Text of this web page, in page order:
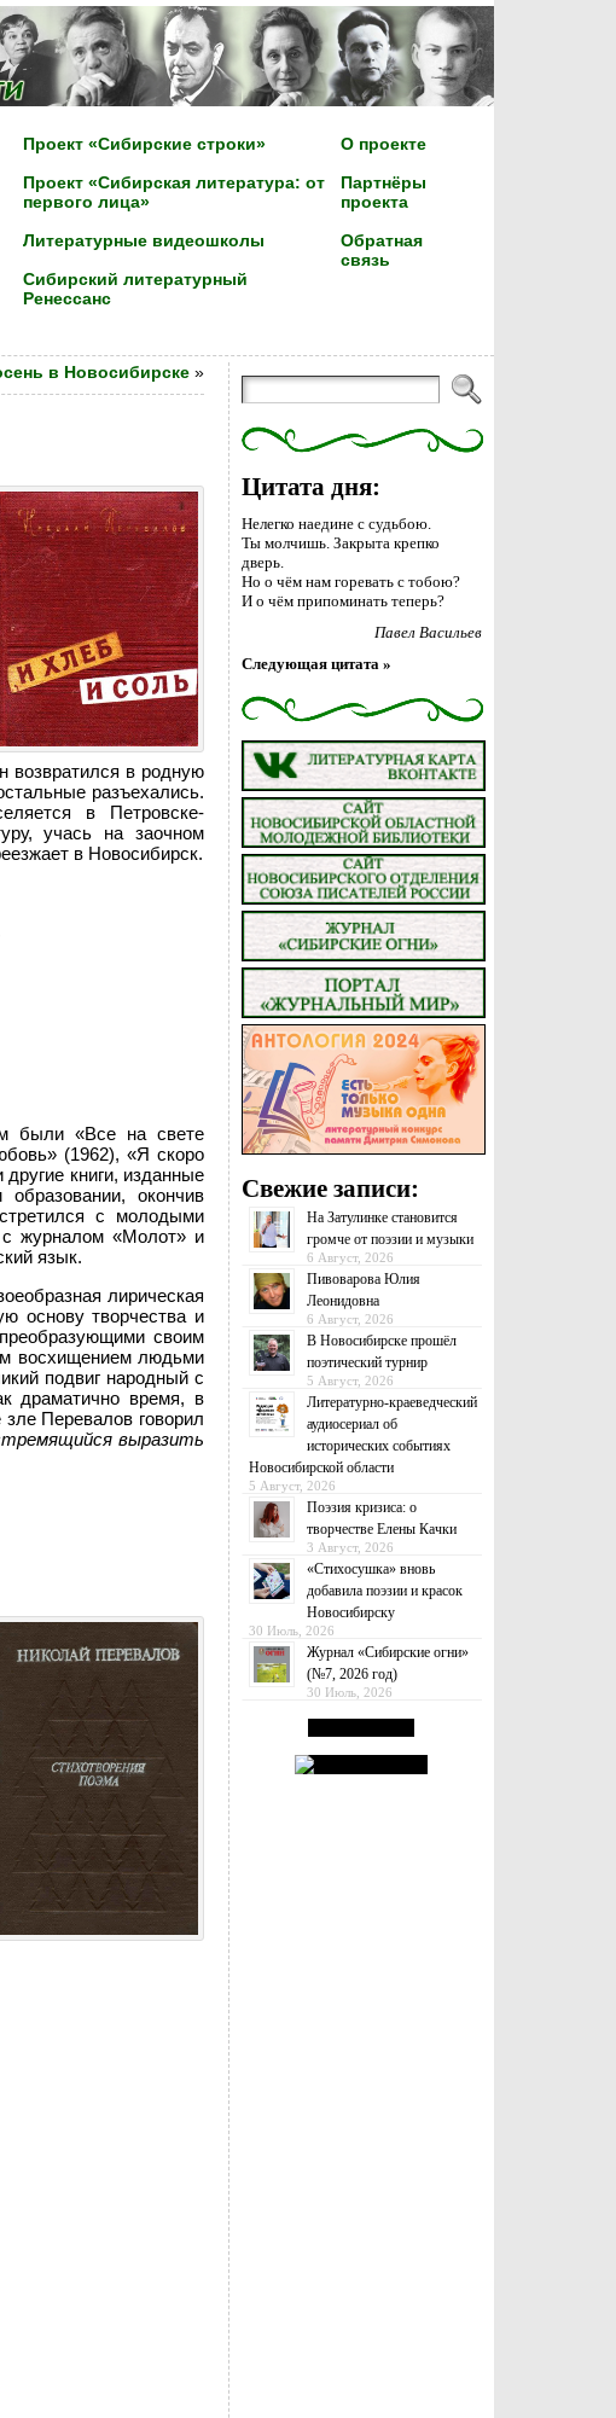
Проект «Сибирские строки»
Проект «Сибирская литература: от
первого лица»
Литературные видеошколы
Сибирский литературный
Ренессанс
О проекте
Партнёры
проекта
Обратная
связь
в Новосибирске»
возвратился в родную
разъехались.
в Петровске-
учась на заочном
в Новосибирск.
были «Все на свете
(1962), «Я скоро
книги, изданные
окончив
с молодыми
с журналом «Молот» и
язык.
лирическая
основу творчества и
своим
восхищением людьми
подвиг народный с
драматично время, в
Перевалов говорил
выразить
Цитата дня:
Нелегко наедине с судьбою.
Ты молчишь. Закрыта крепко
дверь.
Но о чём нам горевать с тобою?
И о чём припоминать теперь?
Павел Васильев
Следующая цитата »
Свежие записи:
На Затулинке становится
громче от поэзии и музыки
6 Август, 2026
Пивоварова Юлия
Леонидовна
6 Август, 2026
В Новосибирске прошёл
поэтический турнир
5 Август, 2026
Литературно-краеведческий
аудиосериал об
исторических событиях
Новосибирской области
5 Август, 2026
Поэзия кризиса: о
творчестве Елены Качки
3 Август, 2026
«Стихосушка» вновь
добавила поэзии и красок
Новосибирску
30 Июль, 2026
Журнал «Сибирские огни»
(№7, 2026 год)
30 Июль, 2026